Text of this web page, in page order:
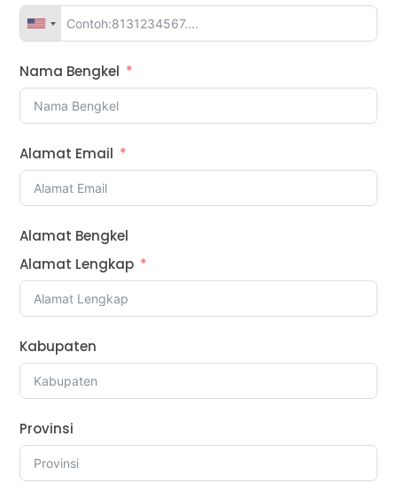
Nama Bengkel
Alamat Email
Alamat Bengkel
Alamat Lengkap
Kabupaten
Provinsi